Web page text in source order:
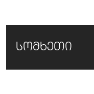
სომხეთი